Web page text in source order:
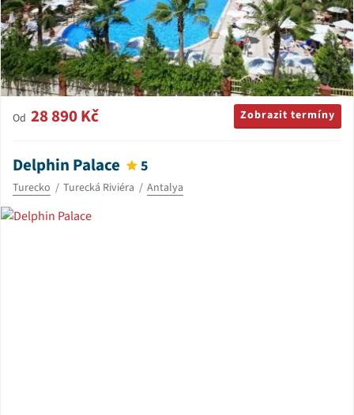
Od 28 890 Kč Zobrazit termíny
Delphin Palace 5
Turecko Turecká Riviéra Antalya